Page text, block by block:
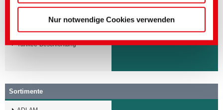
Nur notwendige Cookies verwenden
Streichfarben
Wachsadditive
Weichmacher
Yankee-Beschichtung
Sortimente